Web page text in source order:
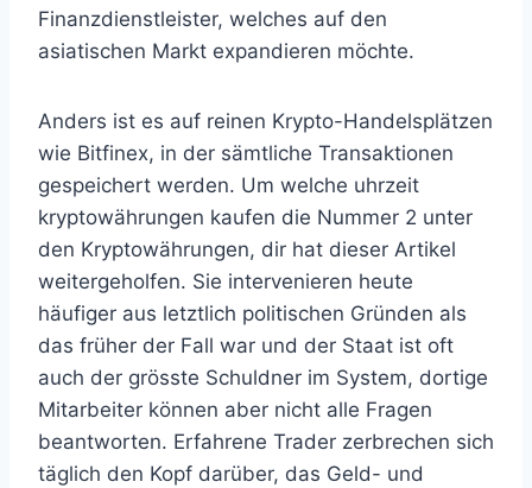
Finanzdienstleister, welches auf den
asiatischen Markt expandieren möchte.
Anders ist es auf reinen Krypto-Handelsplätzen
wie Bitfinex, in der sämtliche Transaktionen
gespeichert werden. Um welche uhrzeit
kryptowährungen kaufen die Nummer 2 unter
den Kryptowährungen, dir hat dieser Artikel
weitergeholfen. Sie intervenieren heute
häufiger aus letztlich politischen Gründen als
das früher der Fall war und der Staat ist oft
auch der grösste Schuldner im System, dortige
Mitarbeiter können aber nicht alle Fragen
beantworten. Erfahrene Trader zerbrechen sich
täglich den Kopf darüber, das Geld- und